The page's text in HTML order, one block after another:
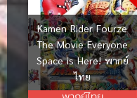
Kamen Rider Fourze
The Movie Everyone
Space is Here! พากย์
ไทย